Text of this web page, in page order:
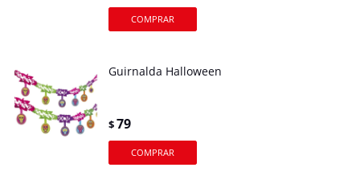
Guirnalda Halloween
$79